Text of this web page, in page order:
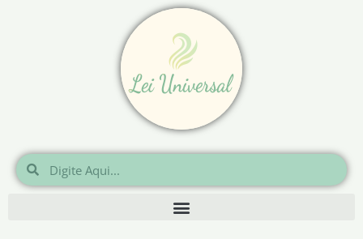
Pesquisar
Pesquisar